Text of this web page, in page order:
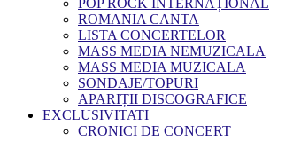
POP ROCK INTERNAȚIONAL
ROMANIA CANTA
LISTA CONCERTELOR
MASS MEDIA NEMUZICALA
MASS MEDIA MUZICALA
SONDAJE/TOPURI
APARIȚII DISCOGRAFICE
EXCLUSIVITATI
CRONICI DE CONCERT